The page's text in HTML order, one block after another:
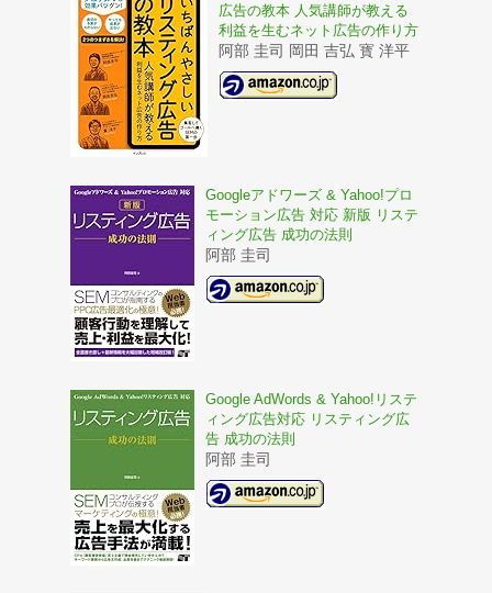
広告の教本 人気講師が教える
利益を生むネット広告の作り方
阿部 圭司 岡田 吉弘 寳 洋平
Googleアドワーズ & Yahoo!プロ
モーション広告 対応 新版 リステ
ィング広告 成功の法則
阿部 圭司
Google AdWords & Yahoo!リステ
ィング広告対応 リスティング広
告 成功の法則
阿部 圭司